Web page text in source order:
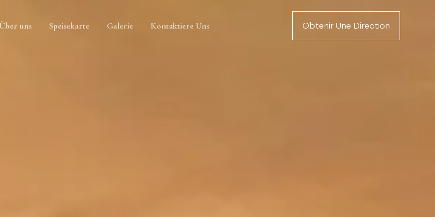
uns Speisekarte Galerie Kontaktiere Uns Obtenir Une Direction